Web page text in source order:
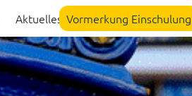
Aktuelles Vormerkung Einschulung